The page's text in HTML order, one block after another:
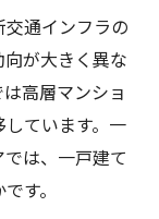
通インフラの
が大きく異な
高層マンショ
ています。一
は、一戸建て
す。